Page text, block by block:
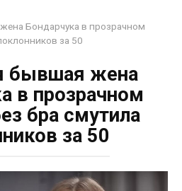
Бондарчука в прозрачном
за 50
бывшая жена
в прозрачном
бра смутила
за 50